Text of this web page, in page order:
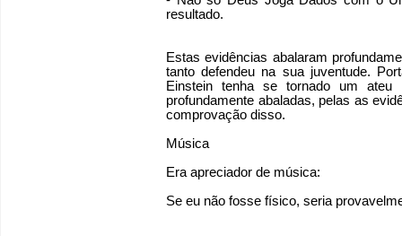
resultado.
Estas evidências abalaram
tanto defendeu na sua juventude.
Einstein tenha se tornado um
profundamente abaladas, pelas as
comprovação disso.
Música
Era apreciador de música:
Se eu não fosse físico, seria